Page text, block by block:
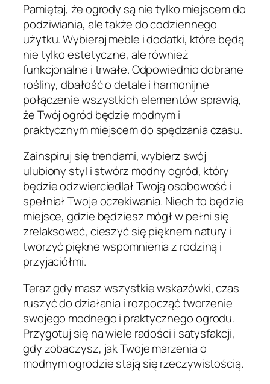
Pamiętaj, że ogrody są nie tylko miejscem do
podziwiania, ale także do codziennego
użytku. Wybieraj meble i dodatki, które będą
nie tylko estetyczne, ale również
funkcjonalne i trwałe. Odpowiednio dobrane
rośliny, dbałość o detale i harmonijne
połączenie wszystkich elementów sprawią,
że Twój ogród będzie modnym i
praktycznym miejscem do spędzania czasu.
Zainspiruj się trendami, wybierz swój
ulubiony styl i stwórz modny ogród, który
będzie odzwierciedlał Twoją osobowość i
spełniał Twoje oczekiwania. Niech to będzie
miejsce, gdzie będziesz mógł w pełni się
zrelaksować, cieszyć się pięknem natury i
tworzyć piękne wspomnienia z rodziną i
przyjaciółmi.
Teraz gdy masz wszystkie wskazówki, czas
ruszyć do działania i rozpocząć tworzenie
swojego modnego i praktycznego ogrodu.
Przygotuj się na wiele radości i satysfakcji,
gdy zobaczysz, jak Twoje marzenia o
modnym ogrodzie stają się rzeczywistością.